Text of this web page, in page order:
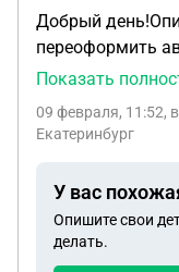
Добрый
переоформить
доверенность
заявление?Авто
Показать
09 февраля, 11:52,
Екатеринбург
У вас
Опишите свои
делать.